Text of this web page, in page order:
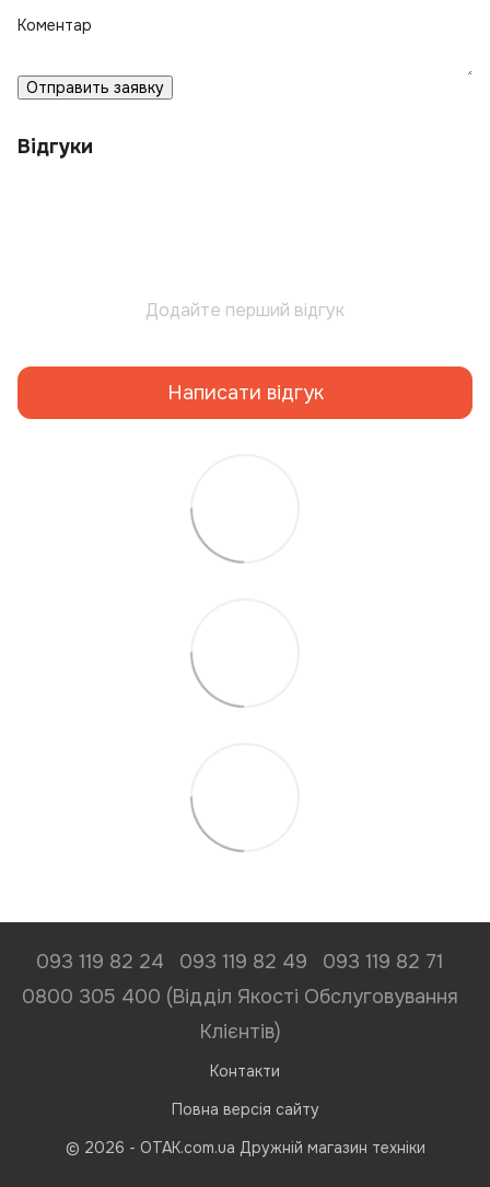
Коментар
Отправить заявку
Відгуки
Додайте перший відгук
Написати відгук
093 119 82 24 093 119 82 49
093 119 82 71
0800 305 400 (Відділ Якості Обслуговування
Клієнтів)
Контакти
Повна версія сайту
© 2026 - ОТАК.com.ua Дружній магазин техніки